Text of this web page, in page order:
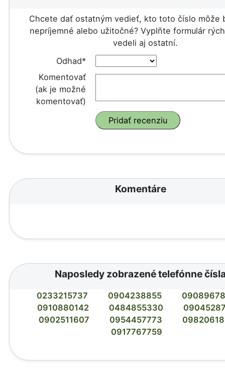
Chcete dať ostatným vedieť, kto toto číslo môže
nepríjemné alebo užitočné? Vyplňte formulár
vedeli aj ostatní.
Odhad*
Komentovať
(ak je možné
komentovať)
Komentáre
Naposledy zobrazené telefónne
0233215737 0904238855
0910880142
0484855330
0902511607
0954457773
0917767759